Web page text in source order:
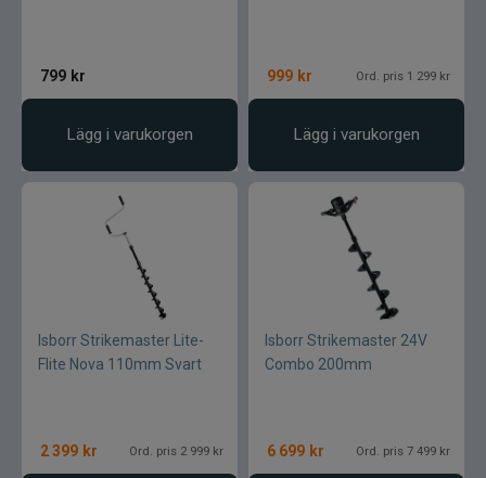
799 kr
Lägg i varukorgen
999 kr Ord. pris 1 299 kr
Lägg i varukorgen
Isborr Strikemaster Lite-
Flite Nova 110mm Svart
2 399 kr Ord. pris 2 999 kr
Isborr Strikemaster 24V
Combo 200mm
6 699 kr Ord. pris 7 499 kr